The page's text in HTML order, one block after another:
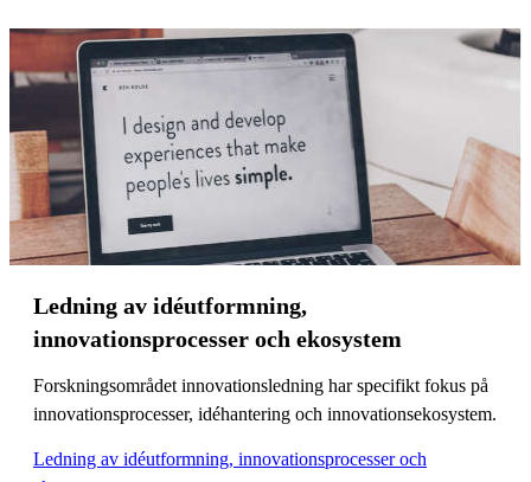
Ledning av idéutformning,
innovationsprocesser och ekosystem
Forskningsområdet innovationsledning har specifikt fokus på
innovationsprocesser, idéhantering och innovationsekosystem.
Ledning av idéutformning, innovationsprocesser och